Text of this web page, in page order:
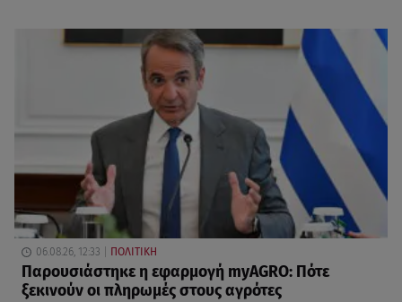
06.08.26, 12:33 ΠΟΛΙΤΙΚΗ
Παρουσιάστηκε η εφαρμογή myAGRO: Πότε
ξεκινούν οι πληρωμές στους αγρότες